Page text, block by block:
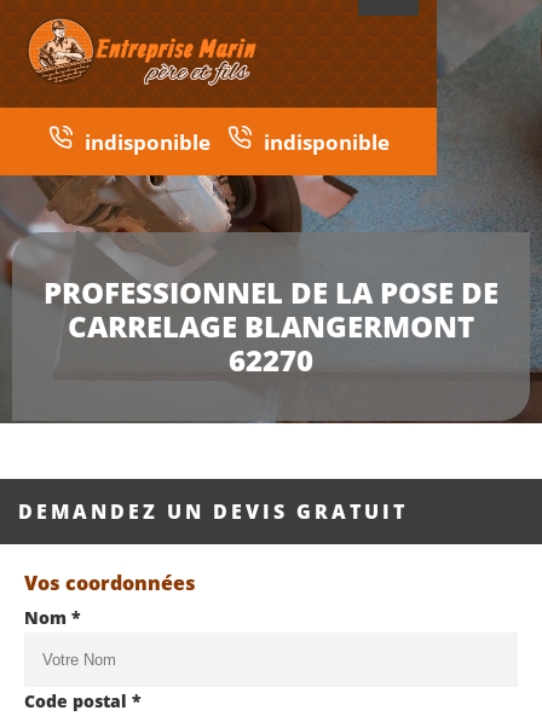
indisponible indisponible
PROFESSIONNEL DE LA POSE DE
CARRELAGE BLANGERMONT
62270
DEMANDEZ UN DEVIS GRATUIT
Vos coordonnées
Nom *
Code postal *